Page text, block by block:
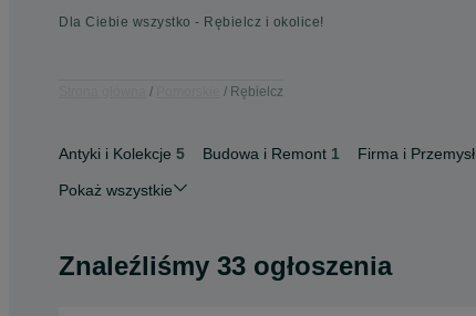
Dla Ciebie wszystko - Rębielcz i okolice!
Rębielcz
Antyki i Kolekcje 5 Budowa i Remont 1 Firma i Przemysł
Pokaż wszystkie
Znaleźliśmy 33 ogłoszenia